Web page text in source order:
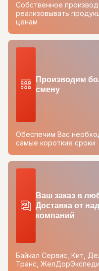
Собственное
реализовывать
ценам
Производим
смену
Обеспечим Вас
самые короткие сроки
Ваш заказ в
Доставка от
компаний
Байкал Сервис, Кит,
Транс,